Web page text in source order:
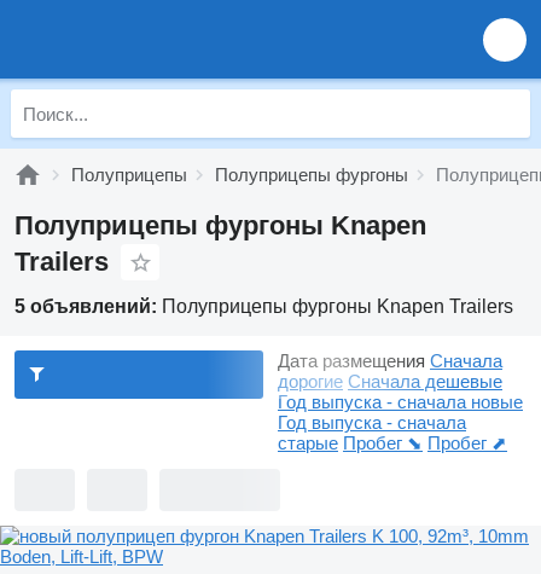
Полуприцепы Полуприцепы фургоны
Полуприцепы фургоны Knapen
Trailers
5 объявлений: Полуприцепы фургоны Knapen Trailers
Дата размещения Сначала
дорогие Сначала дешевые
Год выпуска - сначала новые
Год выпуска - сначала
старые Пробег ⬊ Пробег ⬈